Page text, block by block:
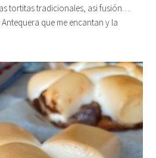
tortitas tradicionales, asi fusión…
que me encantan y la